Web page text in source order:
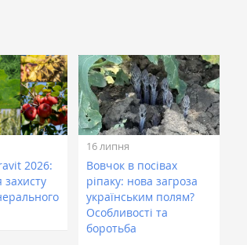
2026:
16 липня
Вовчок в посівах
ріпаку: нова загроза
українським полям?
Особливості та
боротьба